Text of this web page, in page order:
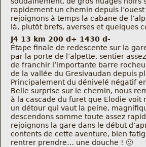
rapidement un chemin depuis l’ouest
rejoignons à temps la cabane de
là, plutôt brefs, averses et quelques
J4 13 km 200 d+ 1430 d-
Étape finale de redescente sur la
par la porte de l’alpette, sentier
de franchir l’importante barre
de la vallée du Gresivaudan depuis
Principalement du dénivelé négatif
Belle surprise sur le chemin, nous
à la cascade du furet que Elodie voit
un détour qui vaut la peine,
descendons somme toute assez
rejoignons la gare dans le début
contents de cette aventure, bien
rentrer prendre… une douche ! 🙂